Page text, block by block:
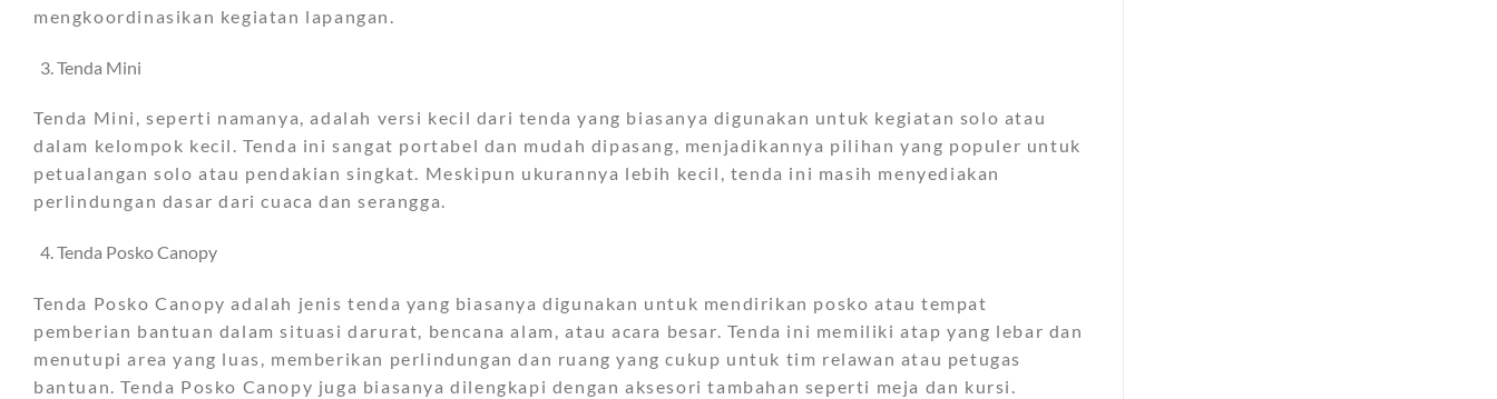
mengkoordinasikan kegiatan lapangan.
Tenda Mini
Tenda Mini, seperti namanya, adalah versi kecil dari tenda yang biasanya digunakan untuk kegiatan solo atau
dalam kelompok kecil. Tenda ini sangat portabel dan mudah dipasang, menjadikannya pilihan yang populer untuk
petualangan solo atau pendakian singkat. Meskipun ukurannya lebih kecil, tenda ini masih menyediakan
perlindungan dasar dari cuaca dan serangga.
Tenda Posko Canopy
Tenda Posko Canopy adalah jenis tenda yang biasanya digunakan untuk mendirikan posko atau tempat
pemberian bantuan dalam situasi darurat, bencana alam, atau acara besar. Tenda ini memiliki atap yang lebar dan
menutupi area yang luas, memberikan perlindungan dan ruang yang cukup untuk tim relawan atau petugas
bantuan. Tenda Posko Canopy juga biasanya dilengkapi dengan aksesori tambahan seperti meja dan kursi.